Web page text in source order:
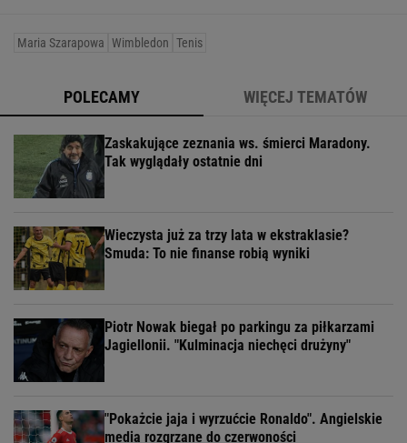
Maria Szarapowa Wimbledon Tenis
POLECAMY WIĘCEJ TEMATÓW
Zaskakujące zeznania ws. śmierci Maradony.
Tak wyglądały ostatnie dni
Wieczysta już za trzy lata w ekstraklasie?
Smuda: To nie finanse robią wyniki
Piotr Nowak biegał po parkingu za piłkarzami
Jagiellonii. "Kulminacja niechęci drużyny"
"Pokażcie jaja i wyrzućcie Ronaldo". Angielskie
media rozgrzane do czerwoności